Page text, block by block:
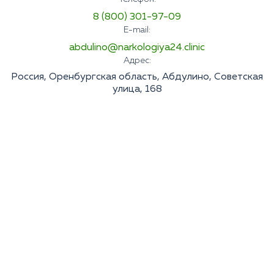
8 (800) 301-97-09
E-mail:
abdulino@narkologiya24.clinic
Адрес:
Россия, Оренбургская область, Абдулино, Советская
улица, 168